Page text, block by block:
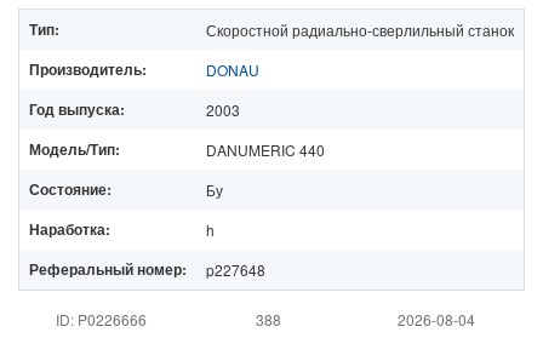
Тип: Скоростной радиально-сверлильный станок
Производитель: DONAU
Год выпуска: 2003
Модель/Тип: DANUMERIC 440
Состояние: Бу
Наработка: h
Реферальный номер: p227648
ID: P0226666 388 2026-08-04